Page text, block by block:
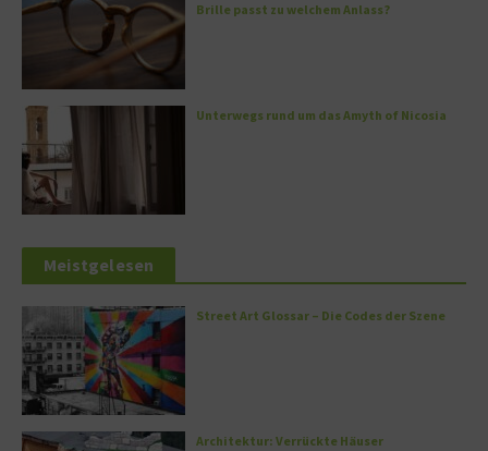
Brille passt zu welchem Anlass?
Unterwegs rund um das Amyth of Nicosia
Meistgelesen
Street Art Glossar – Die Codes der Szene
Architektur: Verrückte Häuser